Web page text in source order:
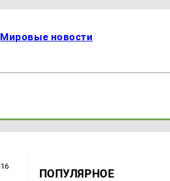
Мировые новости
ПОПУЛЯРНОЕ